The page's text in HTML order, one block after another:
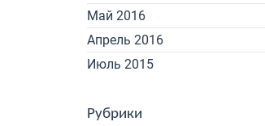
Май 2016
Апрель 2016
Июль 2015
Рубрики